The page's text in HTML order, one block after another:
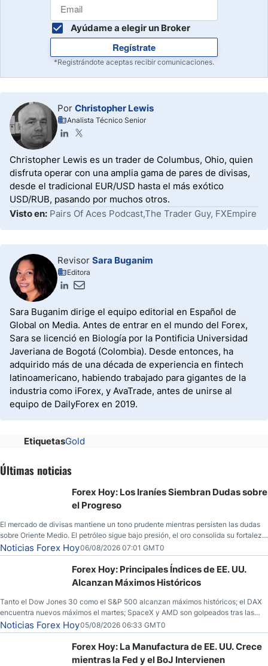
Ayúdame a elegir un Broker
Regístrate
*Registrándote aceptas recibir comunicaciones.
Por Christopher Lewis
Analista Técnico Senior
Christopher Lewis es un trader de Columbus, Ohio, quien
disfruta operar con una amplia gama de pares de divisas,
desde el tradicional EUR/USD hasta el más exótico
USD/RUB, pasando por muchos otros.
Visto en: Pairs Of Aces Podcast,The Trader Guy, FXEmpire
Revisor Sara Buganim
Editora
Sara Buganim dirige el equipo editorial en Español de
Global on Media. Antes de entrar en el mundo del Forex,
Sara se licenció en Biología por la Pontificia Universidad
Javeriana de Bogotá (Colombia). Desde entonces, ha
adquirido más de una década de experiencia en fintech
latinoamericano, habiendo trabajado para gigantes de la
industria como iForex, y AvaTrade, antes de unirse al
equipo de DailyForex en 2019.
EtiquetasGold
Últimas noticias
Forex Hoy: Los Iraníes Siembran Dudas sobre
el Progreso
El mercado de divisas mantiene un tono prudente mientras persisten las dudas
sobre Oriente Medio. El petróleo sigue bajo presión, el oro consolida su fortaleza
y los operadores esperan nuevas referencias económicas desde Estados
Unidos.
Noticias Forex Hoy06/08/2026 07:01 GMT0
Forex Hoy: Principales Índices de EE. UU.
Alcanzan Máximos Históricos
Tanto el Dow Jones 30 como el S&P 500 alcanzan máximos históricos; el DAX
encuentra nuevos máximos el martes; SpaceX y AMD son golpeados tras las
llamadas de ganancias; el petróleo crudo cae por debajo de los $80 con nuevas
esperanzas; el dólar estadounidense continúa intentando estabilizarse frente al
yen; el peso mexicano ve un repunte a medida que las tasas caen en EE. UU.
Noticias Forex Hoy05/08/2026 06:33 GMT0
Forex Hoy: La Manufactura de EE. UU. Crece
mientras la Fed y el BoJ Intervienen